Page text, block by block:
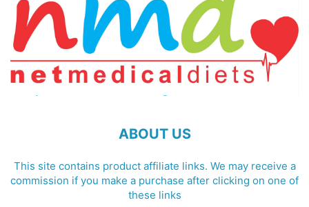
ABOUT US
This site contains product affiliate links. We may receive a
commission if you make a purchase after clicking on one of
these links